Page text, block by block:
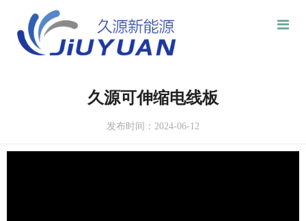
久源可伸缩电线板
发布时间：2024-06-12